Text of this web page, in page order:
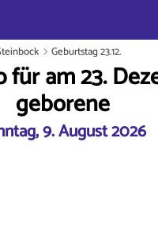
Geburtstag 23.12.
für am 23.
geborene
9. August 2026